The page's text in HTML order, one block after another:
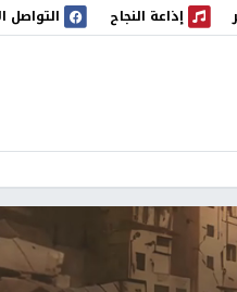
إذاعة النجاح
إذاعة النجاح التواصل